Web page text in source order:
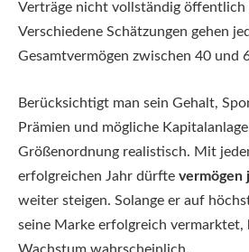
Verträge nicht vollständig öffentlich
Verschiedene Schätzungen gehen
Gesamtvermögen zwischen 40 und
Berücksichtigt man sein Gehalt,
Prämien und mögliche
Größenordnung realistisch. Mit
erfolgreichen Jahr dürfte vermögen
weiter steigen. Solange er auf
seine Marke erfolgreich